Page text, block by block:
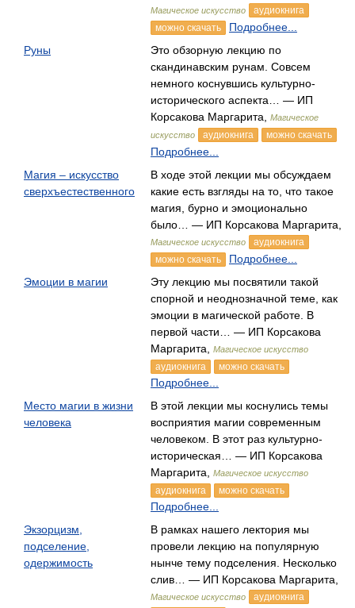
Магическое искусство
аудиокнига
можно скачать
Подробнее...
Руны
Это обзорную лекцию по
скандинавским рунам. Совсем
немного коснувшись культурно-
исторического аспекта… — ИП
Корсакова Маргарита,
Магическое
искусство
аудиокнига можно скачать
Подробнее...
Магия – искусство
сверхъестественного
В ходе этой лекции мы обсуждаем
какие есть взгляды на то, что такое
магия, бурно и эмоционально
было… — ИП Корсакова Маргарита,
Магическое искусство
аудиокнига
можно скачать
Подробнее...
Эмоции в магии
Эту лекцию мы посвятили такой
спорной и неоднозначной теме, как
эмоции в магической работе. В
первой части… — ИП Корсакова
Маргарита,
Магическое искусство
аудиокнига можно скачать
Подробнее...
Место магии в жизни
человека
В этой лекции мы коснулись темы
восприятия магии современным
человеком. В этот раз культурно-
историческая… — ИП Корсакова
Маргарита,
Магическое искусство
аудиокнига можно скачать
Подробнее...
Экзорцизм,
подселение,
одержимость
В рамках нашего лектория мы
провели лекцию на популярную
нынче тему подселения. Несколько
слив… — ИП Корсакова Маргарита,
Магическое искусство аудиокнига